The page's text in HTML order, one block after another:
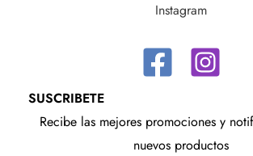
Instagram
SUSCRIBETE
Recibe las mejores promociones y
nuevos productos